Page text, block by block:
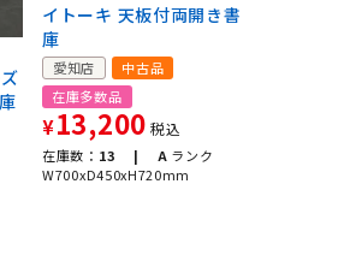
イトーキ 天板付両開き書
庫
愛知店
中古品
在庫多数品
¥13,200 税込
在庫数： 13 | A ランク
W700xD450xH720mm